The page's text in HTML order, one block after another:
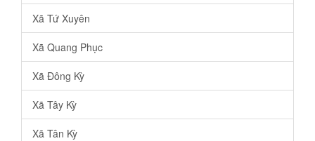
Xã Tứ Xuyên
Xã Quang Phục
Xã Đông Kỳ
Xã Tây Kỳ
Xã Tân Kỳ